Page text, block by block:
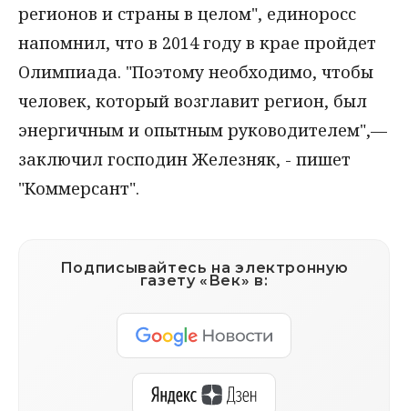
регионов и страны в целом", единоросс
напомнил, что в 2014 году в крае пройдет
Олимпиада. "Поэтому необходимо, чтобы
человек, который возглавит регион, был
энергичным и опытным руководителем",—
заключил господин Железняк, - пишет
"Коммерсант".
Подписывайтесь на электронную
газету «Век» в: